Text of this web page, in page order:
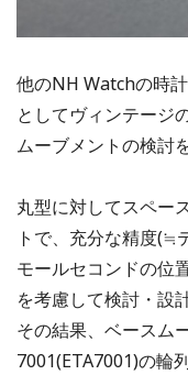
他のNH Watchの時
としてヴィンテージ
ムーブメントの検討
丸型に対してスペー
トで、充分な精度(≒
モールセコンドの位
を考慮して検討・設
その結果、ベースム
7001(ETA7001)の輪